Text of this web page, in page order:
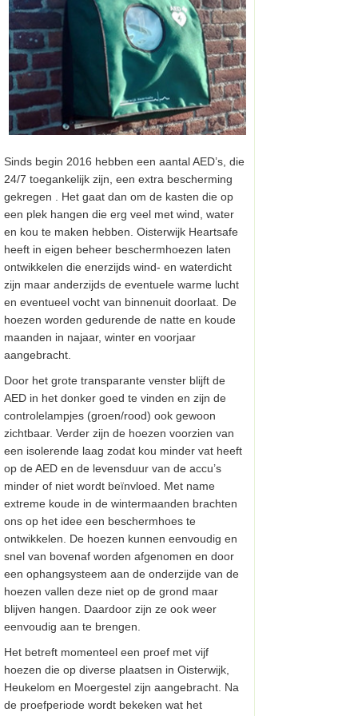
Sinds begin 2016 hebben een aantal AED’s, die
24/7 toegankelijk zijn, een extra bescherming
gekregen . Het gaat dan om de kasten die op
een plek hangen die erg veel met wind, water
en kou te maken hebben. Oisterwijk Heartsafe
heeft in eigen beheer beschermhoezen laten
ontwikkelen die enerzijds wind- en waterdicht
zijn maar anderzijds de eventuele warme lucht
en eventueel vocht van binnenuit doorlaat. De
hoezen worden gedurende de natte en koude
maanden in najaar, winter en voorjaar
aangebracht.
Door het grote transparante venster blijft de
AED in het donker goed te vinden en zijn de
controlelampjes (groen/rood) ook gewoon
zichtbaar. Verder zijn de hoezen voorzien van
een isolerende laag zodat kou minder vat heeft
op de AED en de levensduur van de accu’s
minder of niet wordt beïnvloed. Met name
extreme koude in de wintermaanden brachten
ons op het idee een beschermhoes te
ontwikkelen. De hoezen kunnen eenvoudig en
snel van bovenaf worden afgenomen en door
een ophangsysteem aan de onderzijde van de
hoezen vallen deze niet op de grond maar
blijven hangen. Daardoor zijn ze ook weer
eenvoudig aan te brengen.
Het betreft momenteel een proef met vijf
hoezen die op diverse plaatsen in Oisterwijk,
Heukelom en Moergestel zijn aangebracht. Na
de proefperiode wordt bekeken wat het